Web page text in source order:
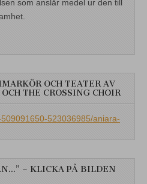
som anslår medel ur den till
OCH TEATER AV
THE CROSSING CHOIR
523036985/aniara-
– KLICKA PÅ BILDEN